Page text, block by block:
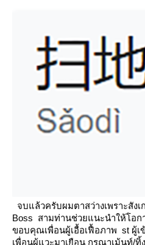
จบแล้วครับผมตาสว่างเพราะสัง
Boss สามท่านช่วยแนะนำให้โอก
ขอบคุณเพื่อนผู้เอื้อเฟื้อภาพ st ผู้เ
เพื่อนผู้แวะมาเยือน กรุณาเม้นท์/